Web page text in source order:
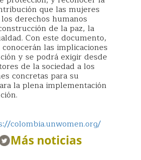
que las mujeres
derechos humanos
de la paz, la
Con este documento,
las implicaciones
y se podrá exigir desde
de la sociedad a los
concretas para su
la plena implementación
colombia.unwomen.org/
Más noticias